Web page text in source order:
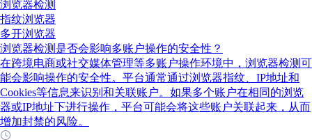
浏览器检测
指纹浏览器
多开浏览器
浏览器检测是否会影响多账户操作的安全性？
在跨境电商或社交媒体管理等多账户操作环境中，浏览器检测可
能会影响操作的安全性。平台通常通过浏览器指纹、IP地址和
Cookies等信息来识别和关联账户。如果多个账户在相同的浏览
器或IP地址下进行操作，平台可能会将这些账户关联起来，从而
增加封禁的风险。